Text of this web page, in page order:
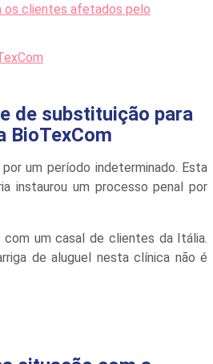
os clientes afetados pelo
de substituição para
BioTexCom
um período indeterminado. Esta
instaurou um processo penal por
um casal de clientes da Itália.
de aluguel nesta clínica não é